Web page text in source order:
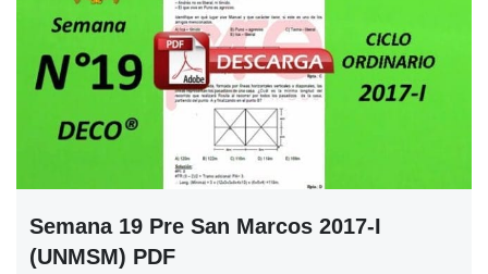
Semana 19 Pre San Marcos 2017-I
(UNMSM) PDF